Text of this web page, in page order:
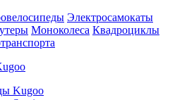
Электросамокаты
Моноколеса Квадроциклы
Kugoo